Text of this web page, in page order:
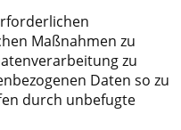
Maßnahmen zu
zu
Daten so zu
durch unbefugte